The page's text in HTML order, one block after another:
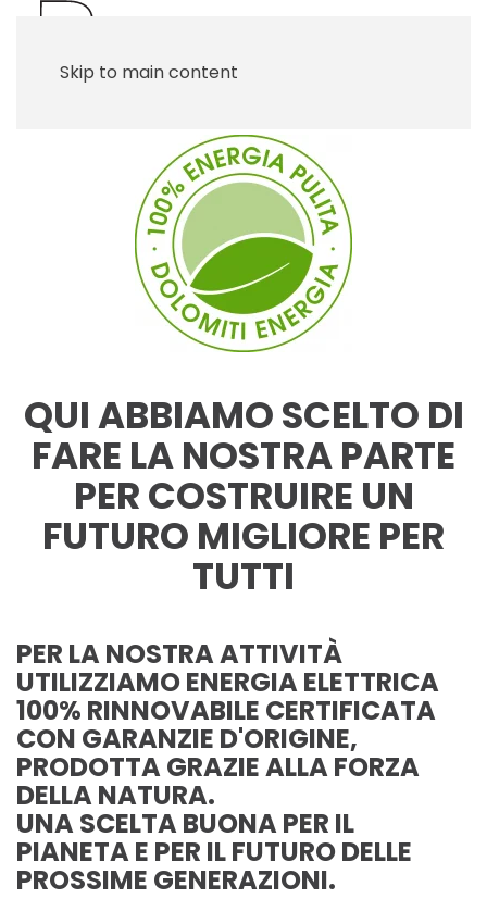
Skip to main content
QUI ABBIAMO SCELTO DI
FARE LA NOSTRA PARTE
PER COSTRUIRE UN
FUTURO MIGLIORE PER
TUTTI
PER LA NOSTRA ATTIVITÀ
UTILIZZIAMO ENERGIA ELETTRICA
100% RINNOVABILE CERTIFICATA
CON GARANZIE D'ORIGINE,
PRODOTTA GRAZIE ALLA FORZA
DELLA NATURA.
UNA SCELTA BUONA PER IL
PIANETA E PER IL FUTURO DELLE
PROSSIME GENERAZIONI.